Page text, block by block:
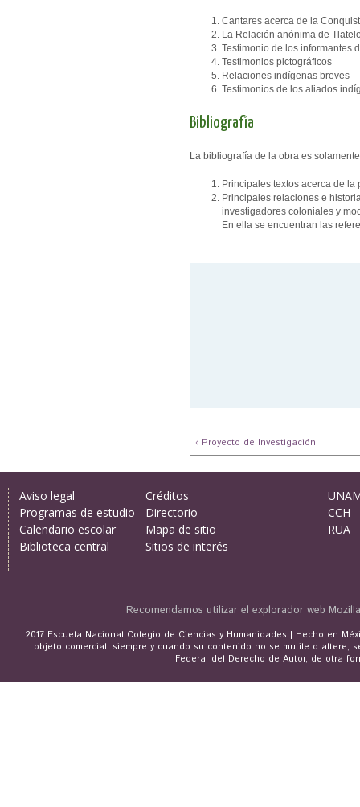
Cantares acerca de la
La Relación anónima de
Testimonio de los informantes
Testimonios pictográficos
Relaciones indígenas breves
Testimonios de los aliados
Bibliografía
La bibliografía de la obra es
Principales textos acerca de
Principales relaciones e
investigadores coloniales y
En ella se encuentran las
‹ Proyecto de Investigación
Aviso legal
Programas de estudio
Calendario escolar
Biblioteca central
Créditos
Directorio
Mapa de sitio
Sitios de interés
CCH
RUA
Recomendamos utilizar el explorador web
2017 Escuela Nacional Colegio de Ciencias y Humanidades | Hecho en
objeto comercial, siempre y cuando su contenido no se mutile o altere,
Federal del Derecho de Autor, de otra